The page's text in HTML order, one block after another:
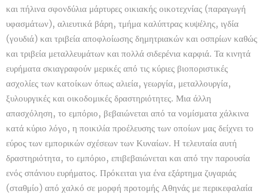
και πήλινα σφονδύλια μάρτυρες οικιακής οικοτεχνίας (παραγωγή
υφασμάτων), αλιευτικά βάρη, τμήμα καλύπτρας κυψέλης, ιγδία
(γουδιά) και τριβεία αποφλοίωσης δημητριακών και οσπρίων καθώς
και τριβεία μεταλλευμάτων και πολλά σιδερένια καρφιά. Τα κινητά
ευρήματα σκιαγραφούν μερικές από τις κύριες βιοποριστικές
ασχολίες των κατοίκων όπως αλιεία, γεωργία, μεταλλουργία,
ξυλουργικές και οικοδομικές δραστηριότητες. Μια άλλη
απασχόληση, το εμπόριο, βεβαιώνεται από τα νομίσματα χάλκινα
κατά κύριο λόγο, η ποικιλία προέλευσης των οποίων μας δείχνει το
εύρος των εμπορικών σχέσεων των Κυναίων. Η τελευταία αυτή
δραστηριότητα, το εμπόριο, επιβεβαιώνεται και από την παρουσία
ενός σπάνιου ευρήματος. Πρόκειται για ένα εξάρτημα ζυγαριάς
(σταθμίο) από χαλκό σε μορφή προτομής Αθηνάς με περικεφαλαία